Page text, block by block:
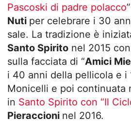
Pascoski di padre polacco
Nuti per celebrare i 30
sale. La tradizione è
Santo Spirito nel 2015
sulla facciata di “Amici
i 40 anni della pellicola e i
Monicelli e poi continuata
in Santo Spirito con “Il
Pieraccioni nel 2016.